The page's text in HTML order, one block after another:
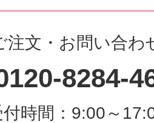
注文・お問い合わ
8284-
付時間：9:00～